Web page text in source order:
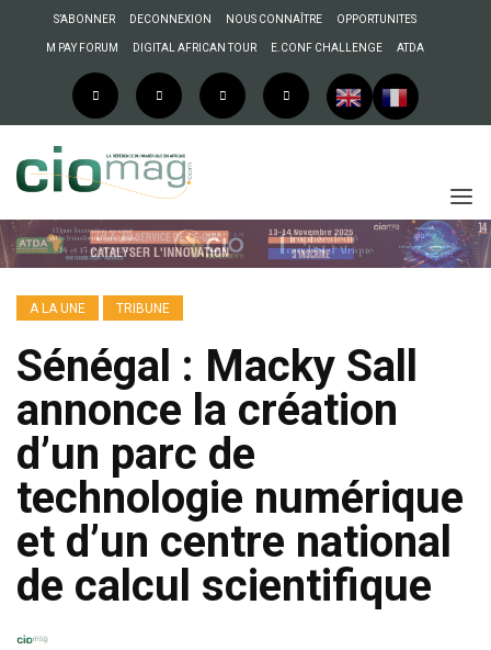
S’ABONNER DECONNEXION NOUS CONNAÎTRE OPPORTUNITES
M PAY FORUM DIGITAL AFRICAN TOUR E.CONF CHALLENGE ATDA
A LA UNE TRIBUNE
Sénégal : Macky Sall
annonce la création
d’un parc de
technologie numérique
et d’un centre national
de calcul scientifique